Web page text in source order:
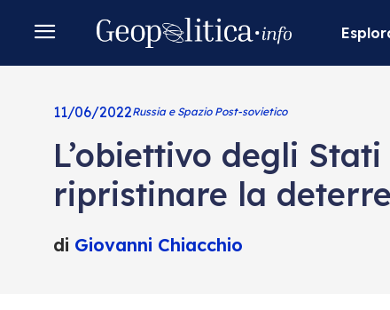
11/06/2022Russia e Spazio Post-sovietico
L’obiettivo degli
ripristinare la
di Giovanni Chiacchio